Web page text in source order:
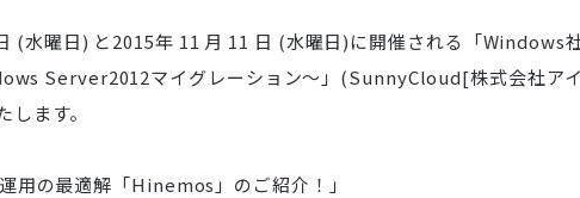
(水曜日) と2015年 11 月 11 日 (水曜日)に開催される「Windows
Server2012マイグレーション～」(SunnyCloud[株式会社ア
ます。
用の最適解「Hinemos」のご紹介！」